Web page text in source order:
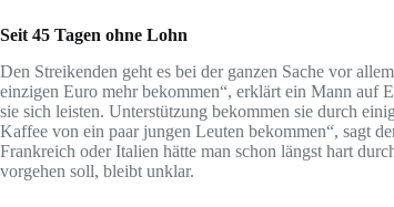
Seit 45 Tagen ohne Lohn
Den Streikenden geht es bei der ganzen Sache vor
einzigen Euro mehr bekommen“, erklärt ein Mann auf
sie sich leisten. Unterstützung bekommen sie durch
Kaffee von ein paar jungen Leuten bekommen“, sagt
Frankreich oder Italien hätte man schon längst hart
vorgehen soll, bleibt unklar.